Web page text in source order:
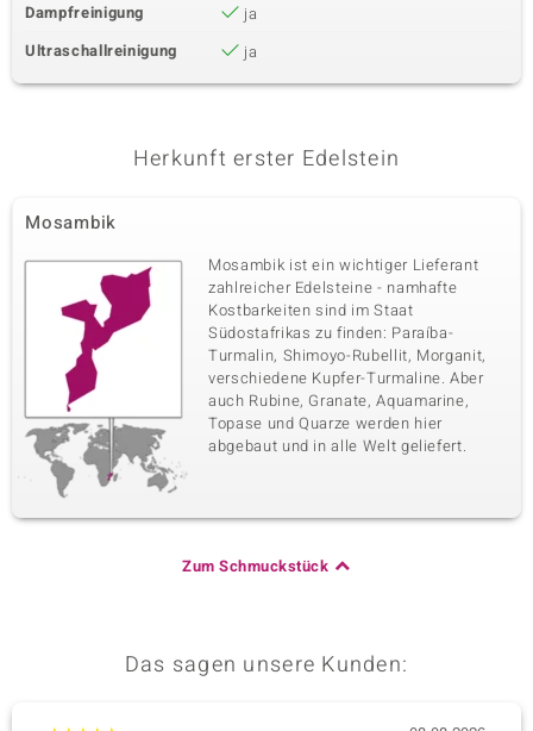
Dampfreinigung
ja
Ultraschallreinigung
ja
Herkunft erster Edelstein
Mosambik
Mosambik ist ein wichtiger Lieferant
zahlreicher Edelsteine - namhafte
Kostbarkeiten sind im Staat
Südostafrikas zu finden: Paraíba-
Turmalin, Shimoyo-Rubellit, Morganit,
verschiedene Kupfer-Turmaline. Aber
auch Rubine, Granate, Aquamarine,
Topase und Quarze werden hier
abgebaut und in alle Welt geliefert.
Zum Schmuckstück
Das sagen unsere Kunden: